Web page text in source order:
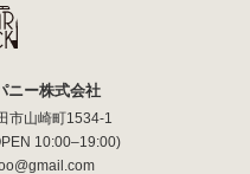
ニー株式会社
市山崎町1534-1
10:00–19:00)